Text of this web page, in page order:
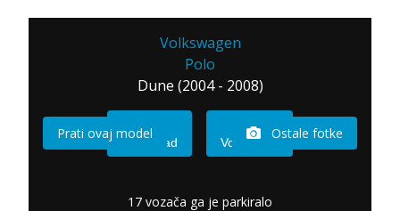
Volkswagen
Polo
Dune (2004 - 2008)
Imam sad Vozio sam
Prati ovaj model Ostale fotke
17 vozača ga je parkiralo